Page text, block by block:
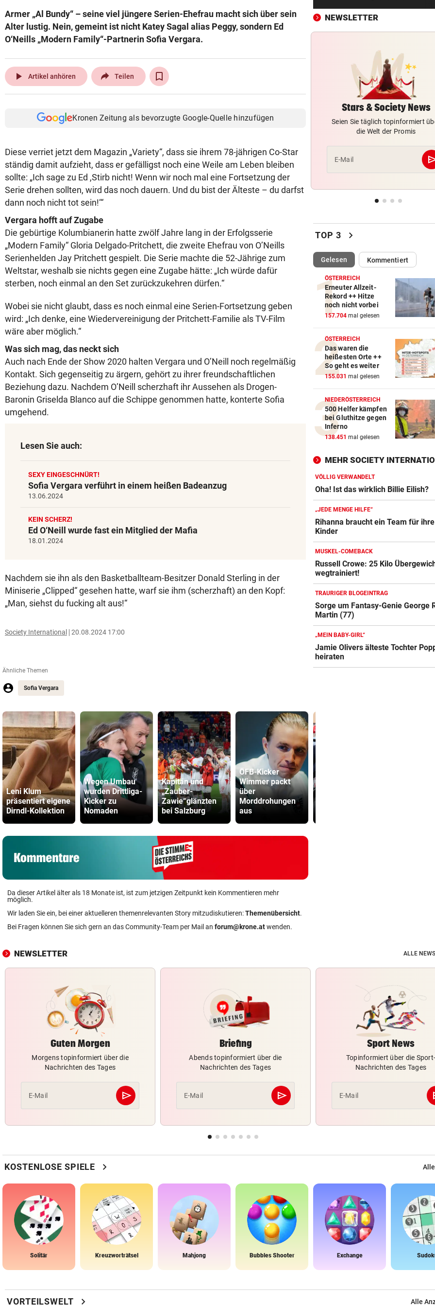
Armer „Al Bundy“ – seine viel jüngere Serien-Ehefrau macht sich über sein
Alter lustig. Nein, gemeint ist nicht Katey Sagal alias Peggy, sondern Ed
O‘Neills „Modern Family“-Partnerin Sofia Vergara.
play_arrow Artikel anhören Teilen
Kronen Zeitung als bevorzugte Google-Quelle hinzufügen
Diese verriet jetzt dem Magazin „Variety“, dass sie ihrem 78-jährigen Co-Star
ständig damit aufzieht, dass er gefälligst noch eine Weile am Leben bleiben
sollte: „Ich sage zu Ed ,Stirb nicht! Wenn wir noch mal eine Fortsetzung der
Serie drehen sollten, wird das noch dauern. Und du bist der Älteste – du darfst
dann noch nicht tot sein!‘“
Vergara hofft auf Zugabe
Die gebürtige Kolumbianerin hatte zwölf Jahre lang in der Erfolgsserie
„Modern Family“ Gloria Delgado-Pritchett, die zweite Ehefrau von O’Neills
Serienhelden Jay Pritchett gespielt. Die Serie machte die 52-Jährige zum
Weltstar, weshalb sie nichts gegen eine Zugabe hätte: „Ich würde dafür
sterben, noch einmal an den Set zurückzukehren dürfen.“
Wobei sie nicht glaubt, dass es noch einmal eine Serien-Fortsetzung geben
wird: „Ich denke, eine Wiedervereinigung der Pritchett-Familie als TV-Film
wäre aber möglich.“
Was sich mag, das neckt sich
Auch nach Ende der Show 2020 halten Vergara und O’Neill noch regelmäßig
Kontakt. Sich gegenseitig zu ärgern, gehört zu ihrer freundschaftlichen
Beziehung dazu. Nachdem O’Neill scherzhaft ihr Aussehen als Drogen-
Baronin Griselda Blanco auf die Schippe genommen hatte, konterte Sofia
umgehend.
Lesen Sie auch:
SEXY EINGESCHNÜRT!
Sofia Vergara verführt in einem heißen Badeanzug
13.06.2024
KEIN SCHERZ!
Ed O‘Neill wurde fast ein Mitglied der Mafia
18.01.2024
Nachdem sie ihn als den Basketballteam-Besitzer Donald Sterling in der
Miniserie „Clipped“ gesehen hatte, warf sie ihm (scherzhaft) an den Kopf:
„Man, siehst du fucking alt aus!“
Society International 20.08.2024 17:00
Ähnliche Themen
Sofia Vergara
Leni Klum
präsentiert eigene
Dirndl-Kollektion
Wegen Umbau
wurden Drittliga-
Kicker zu
Nomaden
Kapitän und
„Zauber-
Zawie“glänzten
bei Salzburg
ÖFB-Kicker
Wimmer packt
über
Morddrohungen
aus
Da dieser Artikel älter als 18 Monate ist, ist zum jetzigen Zeitpunkt kein Kommentieren mehr
möglich.
Wir laden Sie ein, bei einer aktuelleren themenrelevanten Story mitzudiskutieren:Themenübersicht.
Bei Fragen können Sie sich gern an das Community-Team per Mail an forum@krone.atwenden.
Gegner wohl fix!
sicher bleiben
„KRONE“-KOMMENTAR
So treiben sie Republik und
blaue Hände
SCR Altach gegen WSG Tirol
„KRONE“ VOR ORT vor
Polizeianhaltezentrum:
Andrea Berg live
ELTERN SCHLUGEN ALARM
Lottogewinner schickte
Bilder an Teenager
OKTOBERFEST 2026 vor
Leni Klum präsentiert eigene
Dirndl-Kollektion
„KRONE“-KOMMENTAR vor
Ein Sieg des Antisemitismus
AUF BURG TAGGENBRUNN vor
„Totale Eskalation“ mit
Star Sascha Huber
WETTLAUF IN EUROPA vor
Wann kommen die
nach Österreich?
MEGA-PROJEKT WACKELT vor
„Im Ausland rollen sie uns
roten Teppich aus“
LIVE IN DER METASTADT
Wincent Weiss: Fanliebe
falscher Freitag
NEWSLETTER
Stars & Society News
Seien Sie täglich topinformiert
die Welt der Promis
E-Mail
TOP 3 chevron_right
Gelesen(ausgewählt)Kommentiert
ÖSTERREICH
Erneuter Allzeit-
Rekord ++ Hitze
noch nicht vorbei
157.704 mal gelesen
ÖSTERREICH
Das waren die
heißesten Orte ++
So geht es weiter
155.031 mal gelesen
NIEDERÖSTERREICH
500 Helfer kämpfen
bei Gluthitze gegen
Inferno
138.451 mal gelesen
MEHR SOCIETY
VÖLLIG VERWANDELT
Oha! Ist das wirklich Billie Eilish?
„JEDE MENGE HILFE“
Rihanna braucht ein Team für
Kinder
MUSKEL-COMEBACK
Russell Crowe: 25 Kilo
wegtrainiert!
TRAURIGER BLOGEINTRAG
Sorge um Fantasy-Genie George
Martin (77)
„MEIN BABY-GIRL“
Jamie Olivers älteste Tochter
heiraten
NEWSLETTER ALLE
Guten Morgen
Morgens topinformiert über die
Nachrichten des Tages
E-Mail send
Abschicken
Briefing
Abends topinformiert über die
Nachrichten des Tages
E-Mail send
Abschicken
Sport News
Topinformiert über die Sport-
Nachrichten des Tages
E-Mail
KOSTENLOSE SPIELE chevron_right
Solitär Kreuzworträtsel Mahjong Bubbles Shooter Exchange
VORTEILSWELT chevron_right Alle